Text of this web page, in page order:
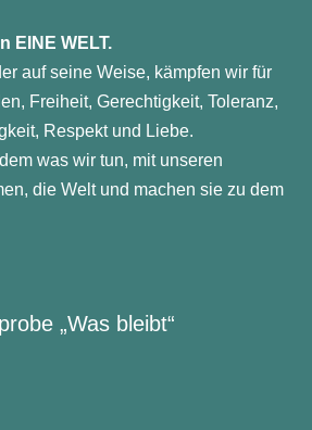
EINE WELT.
auf seine Weise, kämpfen wir für
Freiheit, Gerechtigkeit, Toleranz,
Respekt und Liebe.
was wir tun, mit unseren
die Welt und machen sie zu dem
„Was bleibt“